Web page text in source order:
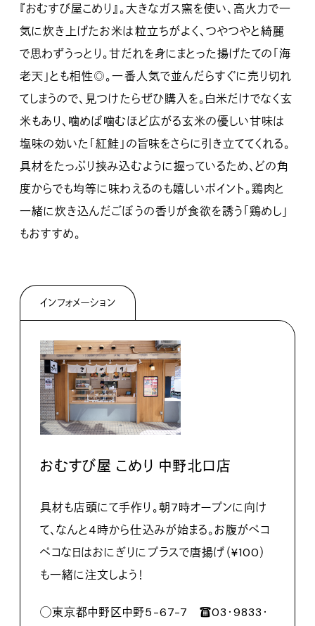
『おむすび屋こめり』。大きなガス窯を使い、高火力で一
気に炊き上げたお米は粒立ちがよく、つやつやと綺麗
で思わずうっとり。甘だれを身にまとった揚げたての「海
老天」とも相性◎。一番人気で並んだらすぐに売り切れ
てしまうので、見つけたらぜひ購入を。白米だけでなく玄
米もあり、噛めば噛むほど広がる玄米の優しい甘味は
塩味の効いた「紅鮭」の旨味をさらに引き立ててくれる。
具材をたっぷり挟み込むように握っているため、どの角
度からでも均等に味わえるのも嬉しいポイント。鶏肉と
一緒に炊き込んだごぼうの香りが食欲を誘う「鶏めし」
もおすすめ。
インフォメーション
おむすび屋 こめり 中野北口店
具材も店頭にて手作り。朝7時オープンに向け
て、なんと4時から仕込みが始まる。お腹がペコ
ペコな日はおにぎりにプラスで唐揚げ（¥100）
も一緒に注文しよう！
◯東京都中野区中野5-67-7 ☎︎03･9833･